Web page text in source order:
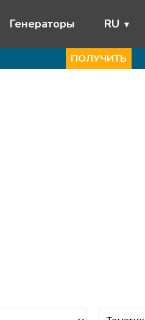
Генераторы RU
ПОЛУЧИТЬ